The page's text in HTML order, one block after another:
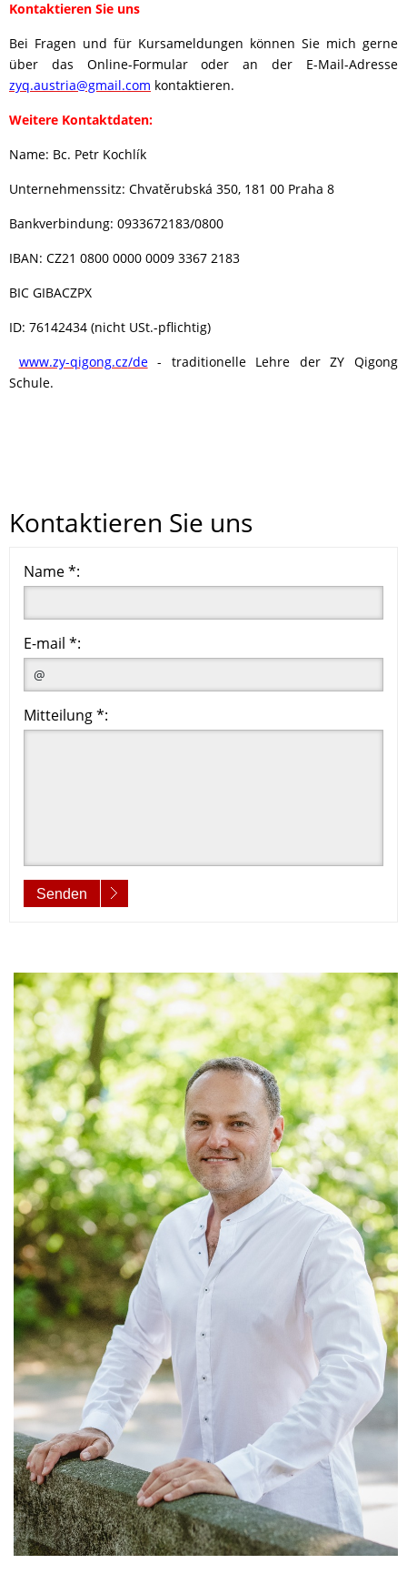
Kontaktieren Sie uns
Bei Fragen und für Kursameldungen können Sie mich gerne
über das Online-Formular oder an der E-Mail-Adresse
zyq.austria@gmail.com kontaktieren.
Weitere Kontaktdaten:
Name: Bc. Petr Kochlík
Unternehmenssitz: Chvatěrubská 350, 181 00 Praha 8
Bankverbindung: 0933672183/0800
IBAN: CZ21 0800 0000 0009 3367 2183
BIC GIBACZPX
ID: 76142434 (nicht USt.-pflichtig)
www.zy-qigong.cz/de- traditionelle Lehre der ZY Qigong
Schule.
Kontaktieren Sie uns
Name *:
E-mail *:
Mitteilung *:
Senden